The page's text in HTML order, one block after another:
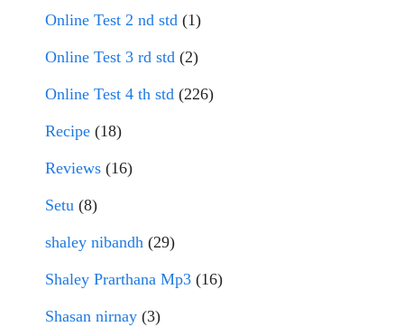
Online Test 2 nd std (1)
Online Test 3 rd std (2)
Online Test 4 th std (226)
Recipe (18)
Reviews (16)
Setu (8)
shaley nibandh (29)
Shaley Prarthana Mp3 (16)
Shasan nirnay (3)